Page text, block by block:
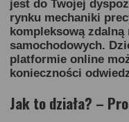
jest do Twojej
rynku mechaniki
kompleksową zdalną
samochodowych.
platformie online
konieczności
Jak to działa? –